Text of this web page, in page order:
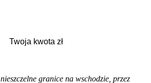
granice na wschodzie, przez